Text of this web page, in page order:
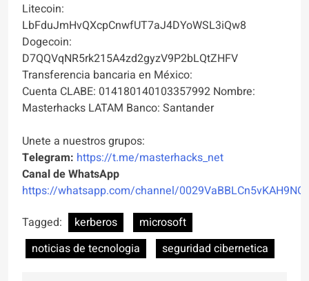
Litecoin:
LbFduJmHvQXcpCnwfUT7aJ4DYoWSL3iQw8
Dogecoin:
D7QQVqNR5rk215A4zd2gyzV9P2bLQtZHFV
Transferencia bancaria en México:
Cuenta CLABE: 014180140103357992 Nombre:
Masterhacks LATAM Banco: Santander
Unete a nuestros grupos:
Telegram: https://t.me/masterhacks_net
Canal de WhatsApp
https://whatsapp.com/channel/
Tagged:
kerberos
microsoft
noticias de tecnologia
seguridad cibernetica